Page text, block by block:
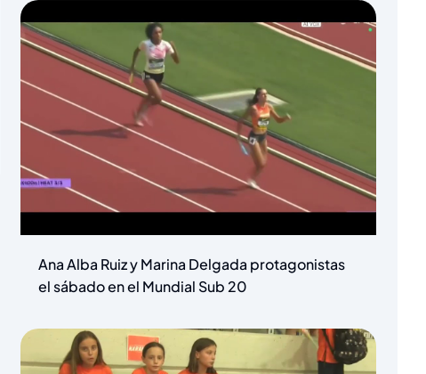
Ana Alba Ruiz y Marina Delgada protagonistas
el sábado en el Mundial Sub 20